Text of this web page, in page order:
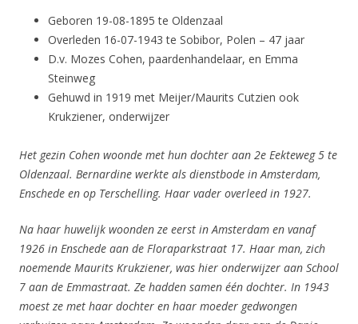
Geboren 19-08-1895 te Oldenzaal
Overleden 16-07-1943 te Sobibor, Polen – 47 jaar
D.v. Mozes Cohen, paardenhandelaar, en Emma
Steinweg
Gehuwd in 1919 met Meijer/Maurits Cutzien ook
Krukziener, onderwijzer
Het gezin Cohen woonde met hun dochter aan 2e Eekteweg 5 te
Oldenzaal. Bernardine werkte als dienstbode in Amsterdam,
Enschede en op Terschelling. Haar vader overleed in 1927.
Na haar huwelijk woonden ze eerst in Amsterdam en vanaf
1926 in Enschede aan de Floraparkstraat 17. Haar man, zich
noemende Maurits Krukziener, was hier onderwijzer aan School
7 aan de Emmastraat. Ze hadden samen één dochter. In 1943
moest ze met haar dochter en haar moeder gedwongen